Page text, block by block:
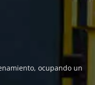
ocupando un